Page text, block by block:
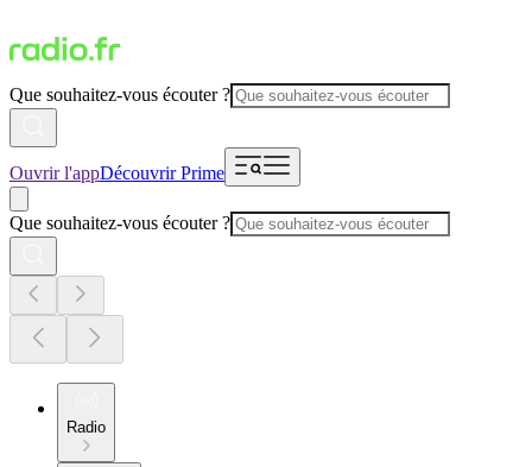
Que souhaitez-vous écouter ?
Ouvrir l'appDécouvrir Prime
Que souhaitez-vous écouter ?
Radio